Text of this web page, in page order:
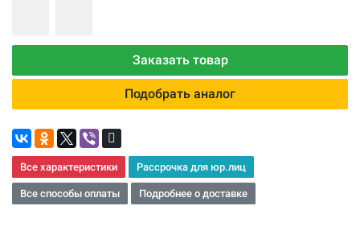
Заказать товар
Подобрать аналог
Все характеристики Рассрочка для юр.лиц
Все способы оплаты Подробнее о доставке